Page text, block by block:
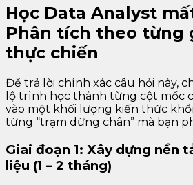
Học Data Analyst
Phân tích theo từng
thực chiến
Để trả lời chính xác câu hỏi này,
lộ trình học thành từng cột mốc
vào một khối lượng kiến thức
từng “trạm dừng chân” mà bạn
Giai đoạn 1: Xây dựng nền
liệu (1 – 2 tháng)